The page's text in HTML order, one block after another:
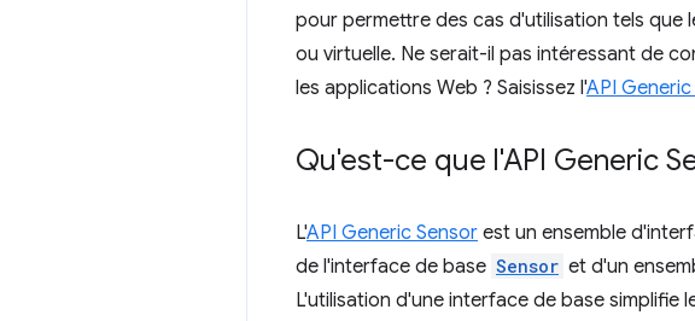
pour permettre des cas d'utilisation tels que
ou virtuelle. Ne serait-il pas intéressant de
les applications Web ? Saisissez l'API
Qu'est-ce que l'API Generic
L'API Generic Sensor est un ensemble
de l'interface de base Sensor et d'un
L'utilisation d'une interface de base